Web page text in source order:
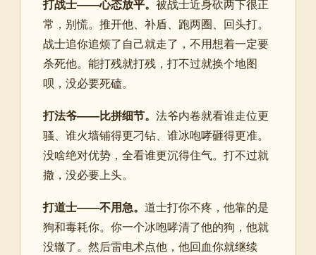
打战士——心态放平。 被战士近身砍两下很正
常，别慌。推开他、补盾、跑两圈、回头打。
战士追你追烦了自己就走了，不用想着一定要
杀死他。能打残就打残，打不过就换个地图
呗，没必要死磕。
打法爷——比拼细节。 法爷内卷就看谁走位更
骚、谁火墙铺得更刁钻、谁冰咆哮砸得更准。
没啥绝对优势，全看谁更沉得住气。打不过就
撤，没必要上头。
打道士——不用急。 道士打你不疼，他靠的是
狗和毒耗你。你一个冰咆哮清了他的狗，他就
没辙了。然后雷电术点他，他回血你就继续